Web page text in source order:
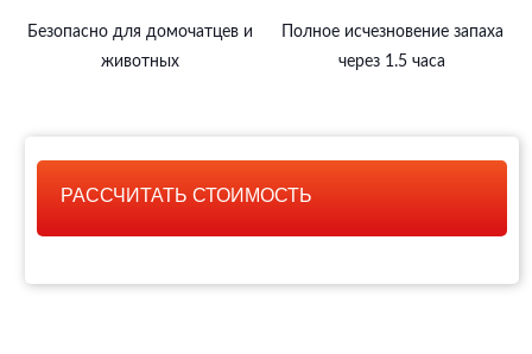
Безопасно для домочатцев и
животных
Полное исчезновение запаха
через 1.5 часа
РАССЧИТАТЬ СТОИМОСТЬ